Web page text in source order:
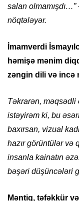
salan
nöqtələyər.
İmamverdi
həmişə mənim
zəngin dili və
Təkrarən,
istəyirəm ki, bu
baxırsan, vizual
hazır görüntülər və
insanla kainatın
bəşəri düşüncələri
Məntiq, təfəkkür